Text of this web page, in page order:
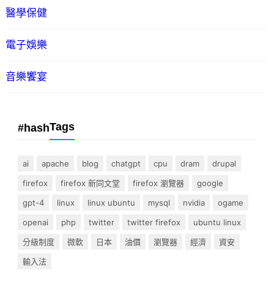
醫學保健
電子娛樂
音樂饗宴
#hashTags
ai apache blog chatgpt cpu dram
drupal
firefox
firefox 新同文堂 firefox 瀏覽器
google
gpt-4
linux linux ubuntu mysql nvidia
ogame
openai
php twitter twitter firefox
ubuntu linux
分級制度
微軟 日本 油價 瀏覽器 經濟
資安
輸入法